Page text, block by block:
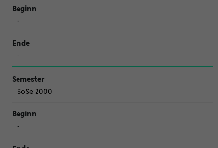
-
-
SoSe 2000
-